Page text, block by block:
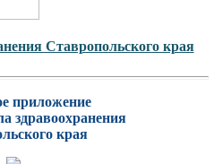
Ставропольского края
приложение
здравоохранения
края